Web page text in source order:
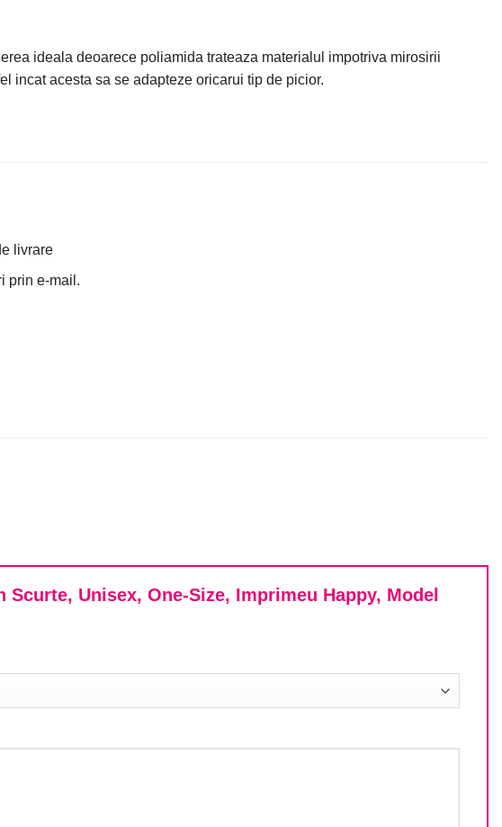
ideala deoarece poliamida trateaza materialul impotriva mirosirii
incat acesta sa se adapteze oricarui tip de picior.
livrare
prin e-mail.
Unisex, One-Size, Imprimeu Happy, Model